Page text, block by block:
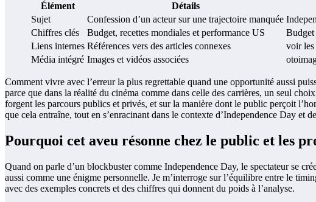
Élément Détails
Sujet
Confession d’un acteur sur une trajectoire manquée
Chiffres clés
Budget, recettes mondiales et performance US
Liens internes Références vers des articles connexes
voir les
Média intégré Images et vidéos associées
Comment vivre avec l’erreur la plus regrettable quand une opportunité aussi
parce que dans la réalité du cinéma comme dans celle des carrières, un seul
forgent les parcours publics et privés, et sur la manière dont le public perçoit
que cela entraîne, tout en s’enracinant dans le contexte d’Independence Day et
Pourquoi cet aveu résonne chez le public et les
Quand on parle d’un blockbuster comme Independence Day, le spectateur se
aussi comme une énigme personnelle. Je m’interroge sur l’équilibre entre le
avec des exemples concrets et des chiffres qui donnent du poids à l’analyse.